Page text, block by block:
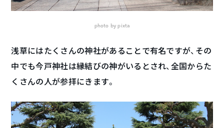
photo by pixta
浅草にはたくさんの神社があることで有名ですが、その
中でも今戸神社は縁結びの神がいるとされ、全国からた
くさんの人が参拝にきます。